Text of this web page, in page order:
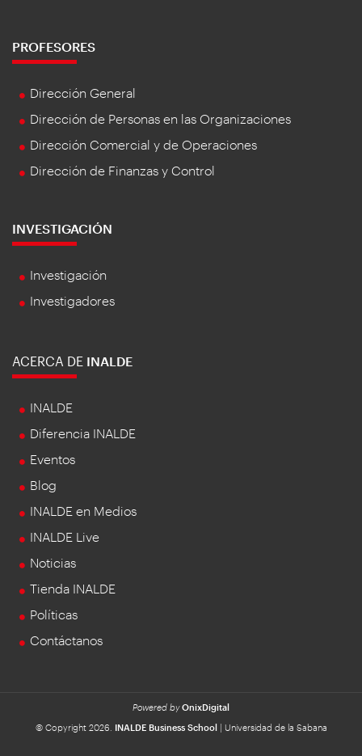
PROFESORES
Dirección General
Dirección de Personas en las Organizaciones
Dirección Comercial y de Operaciones
Dirección de Finanzas y Control
INVESTIGACIÓN
Investigación
Investigadores
ACERCA DE INALDE
INALDE
Diferencia INALDE
Eventos
Blog
INALDE en Medios
INALDE Live
Noticias
Tienda INALDE
Políticas
Contáctanos
Powered by OnixDigital
© Copyright 2026.
INALDE Business School| Universidad de la Sabana